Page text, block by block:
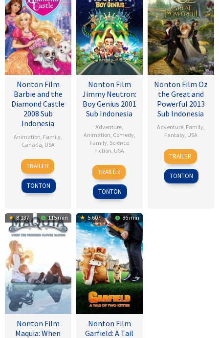
Nonton Film
Barbie and the
Diamond Castle
2008 Sub
Indonesia
Animation, Family,
Canada, USA
3
Sep
2008
Gino
Nichele
TRAILER
TONTON
Nonton Film
Jimmy Neutron:
Boy Genius 2001
Sub Indonesia
Adventure,
Animation, Comedy,
Family, Science
Fiction, USA
14
Dec
2001
John
A.
Davis
TRAILER
TONTON
Nonton Film Oz
the Great and
Powerful 2013
Sub Indonesia
Adventure, Family,
Fantasy, USA
7
Mar
2013
Sam
Raimi
TRAILER
TONTON
8.137 115 min
Nonton Film
Maquia: When
5.607 86 min
Nonton Film
Garfield: A Tail